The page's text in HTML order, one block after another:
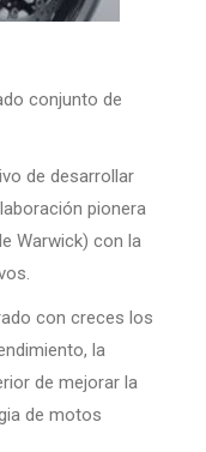
conjunto de
de desarrollar
pionera
Warwick) con la
con creces los
la
de mejorar la
de motos